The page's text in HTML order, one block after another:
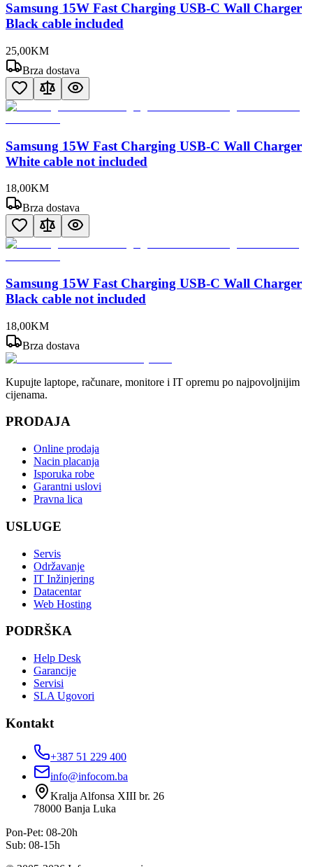
Samsung 15W Fast Charging USB-C Wall Charger
Black cable included
25,00KM
Brza dostava
Samsung 15W Fast Charging USB-C Wall Charger
White cable not included
18,00KM
Brza dostava
Samsung 15W Fast Charging USB-C Wall Charger
Black cable not included
18,00KM
Brza dostava
Kupujte laptope, računare, monitore i IT opremu po najpovoljnijim
cijenama.
PRODAJA
Online prodaja
Nacin placanja
Isporuka robe
Garantni uslovi
Pravna lica
USLUGE
Servis
Održavanje
IT Inžinjering
Datacentar
Web Hosting
PODRŠKA
Help Desk
Garancije
Servisi
SLA Ugovori
Kontakt
+387 51 229 400
info@infocom.ba
Kralja Alfonsa XIII br. 26
78000 Banja Luka
Pon-Pet: 08-20h
Sub: 08-15h